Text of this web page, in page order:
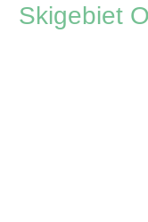
Skigebiet